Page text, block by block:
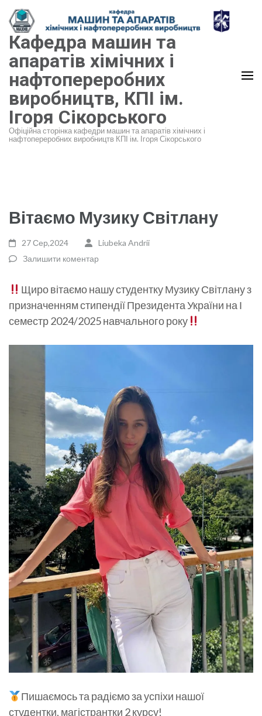
Перейти
до
вмісту
(натисніть
Enter)
Кафедра машин та
апаратів хімічних і
нафтопереробних
виробництв, КПІ ім.
Ігоря Сікорського
Офіційна сторінка кафедри машин та апаратів хімічних і
нафтопереробних виробництв КПІ ім. Ігоря Сікорського
Вітаємо Музику Світлану
27 Сер,2024
Liubeka Andrii
Залишити коментар
Щиро вітаємо нашу студентку Музику Світлану з
призначенням стипендії Президента України на І
семестр 2024/2025 навчального року
Пишаємось та радіємо за успіхи нашої
студентки, магістрантки 2 курсу!